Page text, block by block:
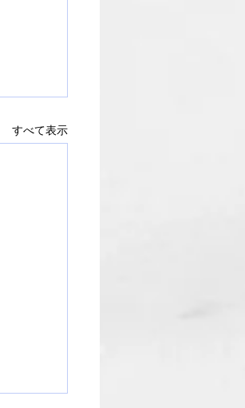
すべて表示